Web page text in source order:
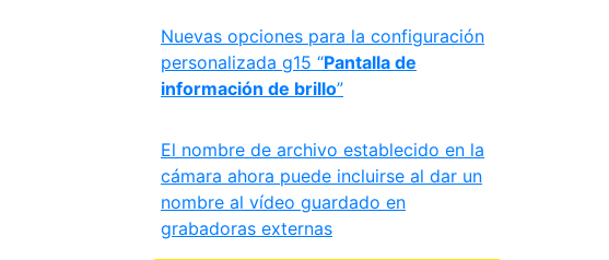
Nuevas opciones para la configuración
personalizada g15 “Pantalla de
información de brillo”
El nombre de archivo establecido en la
cámara ahora puede incluirse al dar un
nombre al vídeo guardado en
grabadoras externas